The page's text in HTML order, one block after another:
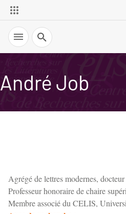
Recherche
André Job
Agrégé de lettres modernes, docteur
Professeur honoraire de chaire
Membre associé du CELIS,